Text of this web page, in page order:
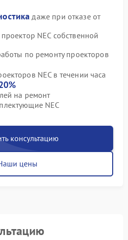
даже при отказе от
NEC собственной
по ремонту проекторов
NEC в течении часа
на ремонт
NEC
консультацию
цены